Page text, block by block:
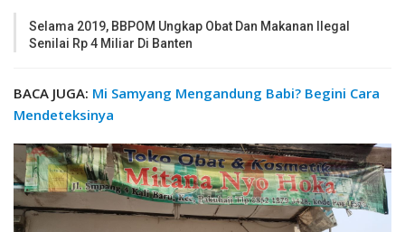
Selama 2019, BBPOM Ungkap Obat Dan Makanan Ilegal
Senilai Rp 4 Miliar Di Banten
BACA JUGA: Mi Samyang Mengandung Babi? Begini Cara
Mendeteksinya